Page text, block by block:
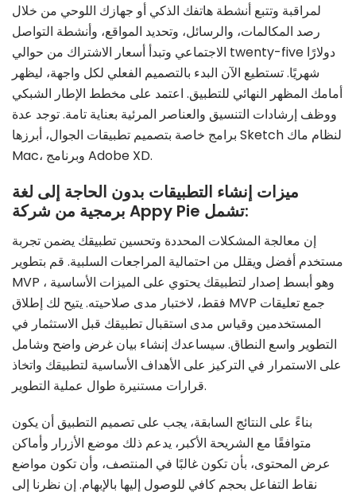
لمراقبة وتتبع أنشطة هاتفك الذكي أو جهازك اللوحي من خلال
رصد المكالمات، والرسائل، وتحديد المواقع، وأنشطة التواصل
الاجتماعي وتبدأ أسعار الاشتراك من حوالي twenty-five دولارًا
شهريًا. تستطيع الآن البدء بالتصميم الفعلي لكل واجهة، ليظهر
أمامك المظهر النهائي للتطبيق. اعتمد على مخطط الإطار الشبكي
ووظف إرشادات التنسيق والعناصر المرئية بعناية تامة. توجد عدة
برامج خاصة بتصميم تطبيقات الجوال، أبرزها Sketch لنظام ماك
Mac، وبرنامج Adobe XD.
ميزات إنشاء التطبيقات بدون الحاجة إلى لغة
برمجية من شركة Appy Pie تشمل:
إن معالجة المشكلات المحددة وتحسين تطبيقك يضمن تجربة
مستخدم أفضل ويقلل من احتمالية المراجعات السلبية. قم بتطوير
MVP ، وهو أبسط إصدار لتطبيقك يحتوي على الميزات الأساسية
فقط، لاختبار مدى صلاحيته. يتيح لك إطلاق MVP جمع تعليقات
المستخدمين وقياس مدى استقبال تطبيقك قبل الاستثمار في
التطوير واسع النطاق. سيساعدك إنشاء بيان غرض واضح وشامل
على الاستمرار في التركيز على الأهداف الأساسية لتطبيقك واتخاذ
قرارات مستنيرة طوال عملية التطوير.
بناءً على النتائج السابقة، يجب على تصميم التطبيق أن يكون
متوافقًا مع الشريحة الأكبر، يدعم ذلك موضع الأزرار وأماكن
عرض المحتوى، بأن تكون غالبًا في المنتصف، وأن تكون مواضع
نقاط التفاعل بحجم كافي للوصول إليها بالإبهام. إن نظرنا إلى